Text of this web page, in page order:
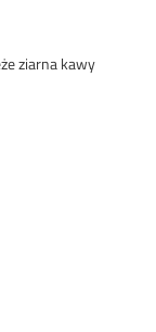
ziarna kawy